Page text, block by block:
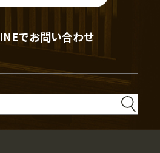
でお問い合わせ